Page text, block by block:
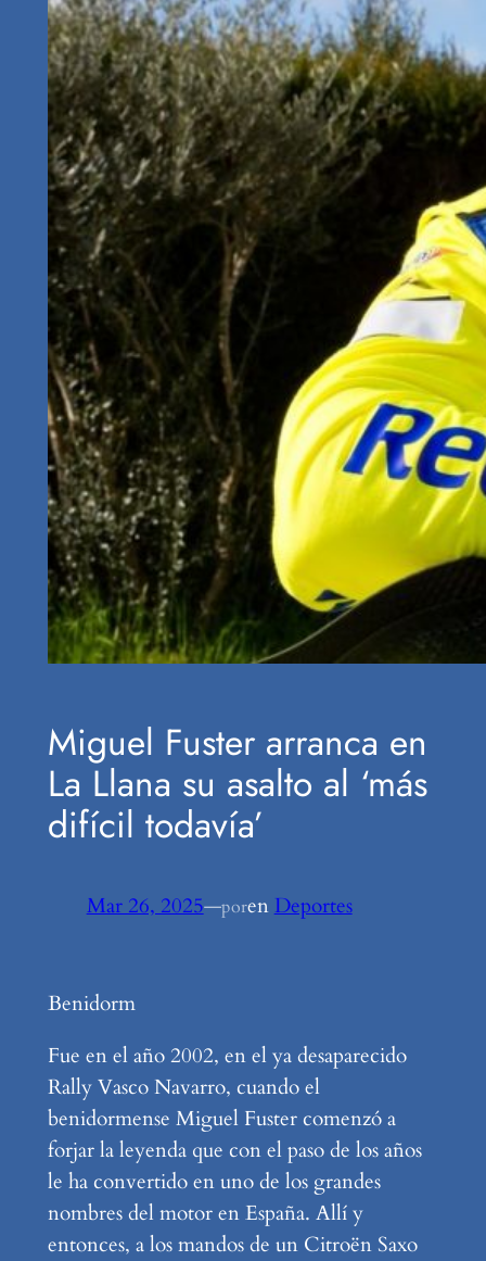
Miguel Fuster arranca en
La Llana su asalto al ‘más
difícil todavía’
Mar 26, 2025—porenDeportes
Benidorm
Fue en el año 2002, en el ya desaparecido
Rally Vasco Navarro, cuando el
benidormense Miguel Fuster comenzó a
forjar la leyenda que con el paso de los años
le ha convertido en uno de los grandes
nombres del motor en España. Allí y
entonces, a los mandos de un Citroën Saxo